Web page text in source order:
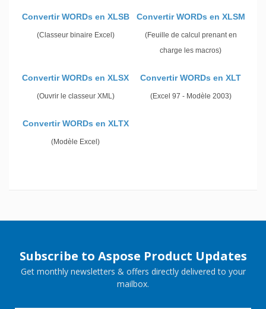
Convertir WORDs en XLSB
(Classeur binaire Excel)
Convertir WORDs en XLSM
(Feuille de calcul prenant en
charge les macros)
Convertir WORDs en XLSX
(Ouvrir le classeur XML)
Convertir WORDs en XLT
(Excel 97 - Modèle 2003)
Convertir WORDs en XLTX
(Modèle Excel)
Subscribe to Aspose Product Updates
Get monthly newsletters & offers directly delivered to your
mailbox.